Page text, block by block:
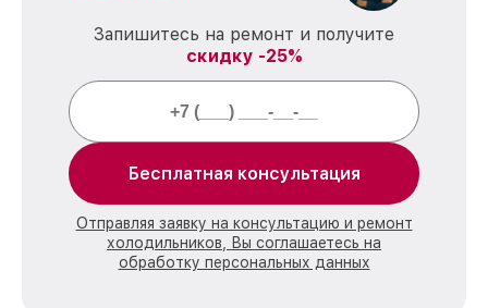
Запишитесь на ремонт и получите
скидку -25%
Бесплатная консультация
Отправляя заявку на консультацию и ремонт
холодильников, Вы соглашаетесь на
обработку персональных данных